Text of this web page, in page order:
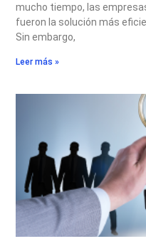
mucho tiempo, las
fueron la solución más
Sin embargo,
Leer más »